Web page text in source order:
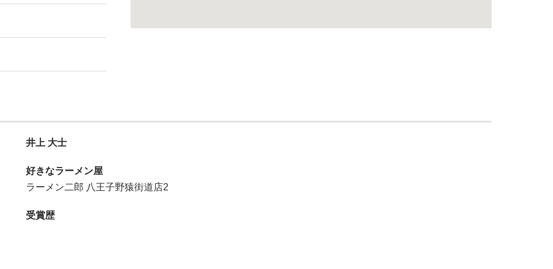
井上 大士
好きなラーメン屋
ラーメン二郎 八王子野猿街道店2
受賞歴